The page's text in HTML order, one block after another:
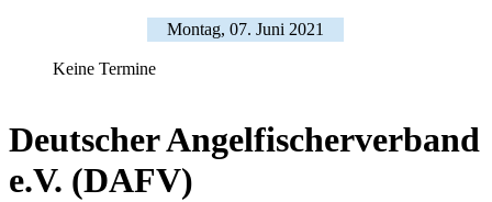
Montag, 07. Juni 2021
Keine Termine
Deutscher Angelfischerverband
e.V. (DAFV)